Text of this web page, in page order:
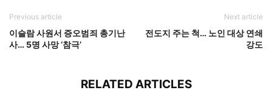
Previous article
이슬람 사원서 증오범죄 총기난
사… 5명 사망 ‘참극’
Next article
전도지 주는 척… 노인 대상 연쇄
강도
RELATED ARTICLES